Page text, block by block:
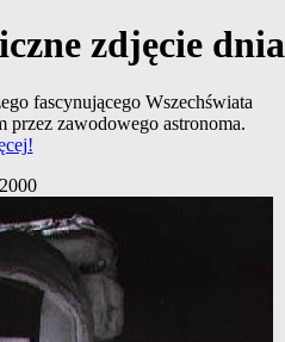
zdjęcie dnia
fascynującego Wszechświata
przez zawodowego astronoma.